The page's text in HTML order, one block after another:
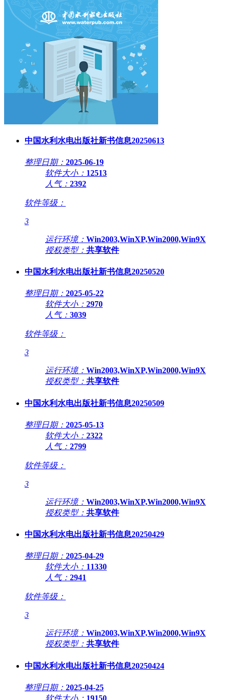
中国水利水电出版社新书信息20250613
整理日期： 2025-06-19
软件大小： 12513
人气： 2392
软件等级：
3
运行环境： Win2003,WinXP,Win2000,Win9X
授权类型： 共享软件
中国水利水电出版社新书信息20250520
整理日期： 2025-05-22
软件大小： 2970
人气： 3039
软件等级：
3
运行环境： Win2003,WinXP,Win2000,Win9X
授权类型： 共享软件
中国水利水电出版社新书信息20250509
整理日期： 2025-05-13
软件大小： 2322
人气： 2799
软件等级：
3
运行环境： Win2003,WinXP,Win2000,Win9X
授权类型： 共享软件
中国水利水电出版社新书信息20250429
整理日期： 2025-04-29
软件大小： 11330
人气： 2941
软件等级：
3
运行环境： Win2003,WinXP,Win2000,Win9X
授权类型： 共享软件
中国水利水电出版社新书信息20250424
整理日期： 2025-04-25
软件大小： 19150